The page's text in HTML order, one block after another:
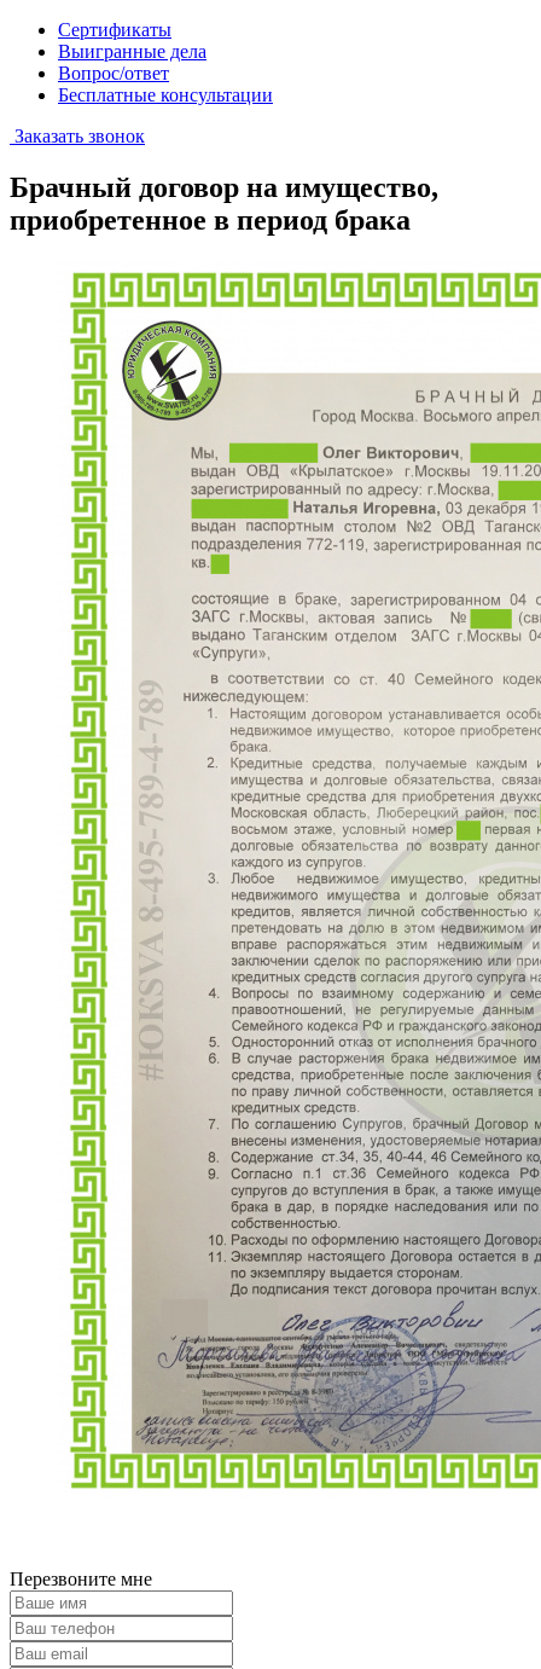
Сертификаты
Выигранные дела
Вопрос/ответ
Бесплатные консультации
Заказать звонок
Брачный договор на имущество,
приобретенное в период брака
Перезвоните мне